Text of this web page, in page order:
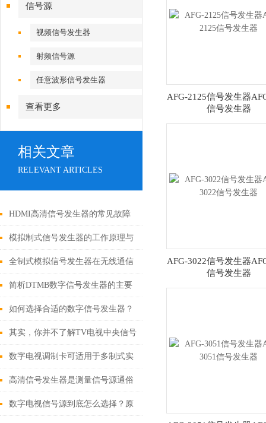
信号源
视频信号发生器
射频信号源
任意波形信号发生器
查看更多
相关文章
RELEVANT ARTICLES
HDMI高清信号发生器的常见故障
及解决方案
模拟制式信号发生器的工作原理与
技术特点
全制式模拟信号发生器在无线通信
中的应用
简析DTMB数字信号发生器的主要
功能
如何选择合适的数字信号发生器？
其实，你并不了解TV电视中央信号
源中心
数字电视调制卡可适用于多制式实
时编码测试的数字信号源
高清信号发生器是测量信号源通俗
的说就是测试信号的电子设备
数字电视信号源到底怎么选择？原
AFG-2125信号发生器
信号发生器
AFG-3022信号发生器
信号发生器